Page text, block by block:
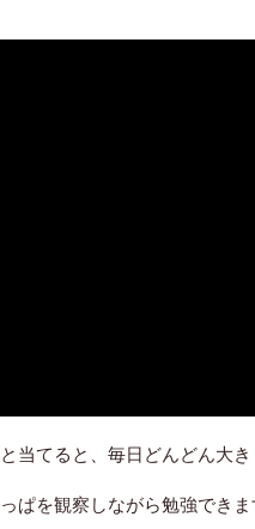
当てると、毎日どんどん大き
ぱを観察しながら勉強できま